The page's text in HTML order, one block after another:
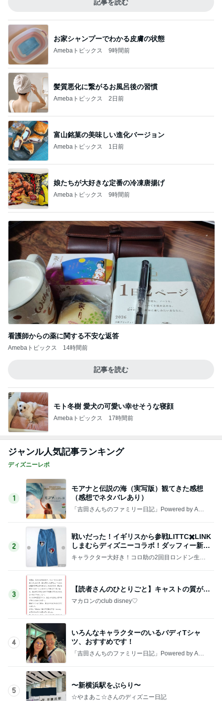
記事を読む
お家シャンプーでわかる皮膚の状態
Amebaトピックス 9時間前
髪質悪化に繋がるお風呂後の習慣
Amebaトピックス 2日前
富山銘菓の美味しい進化バージョン
Amebaトピックス 1日前
娘たちが大好きな定番の冷凍唐揚げ
Amebaトピックス 9時間前
看護師からの薬に関する不安な返答
Amebaトピックス 14時間前
記事を読む
モト冬樹 愛犬の可愛い幸せそうな寝顔
Amebaトピックス 17時間前
ジャンル人気記事ランキング
ディズニーレポ
1
モアナと伝説の海（実写版）観てきた感想
（感想でネタバレあり）
「吉田さんちのファミリー日記」Powered by Ame
2
戦いだった！イギリスから参戦LITTC✖️LINK
しまむらディズニーコラボ！ダッフィー新商
品の話
キャラクター大好き！コロ助の2回目ロンドン生活
3
【読者さんのひとりごと】キャストの質が…
マカロンのclub disney♡
4
いろんなキャラクターのいるバディTシャ
ツ、おすすめです！
「吉田さんちのファミリー日記」Powered by Ame
5
〜新横浜駅をぶらり〜
☆やまあこ☆さんのディズニー日記